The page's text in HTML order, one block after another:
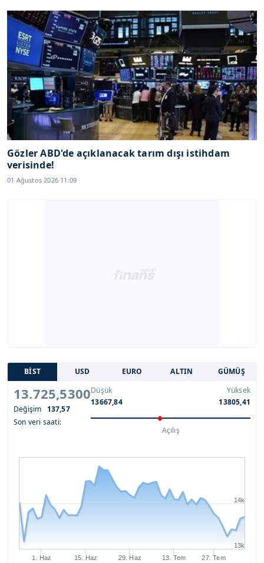
Gözler ABD'de açıklanacak tarım dışı istihdam
verisinde!
01 Ağustos 2026 11:09
BİST USD EURO ALTIN GÜMÜŞ
13.725,5300
Değişim 137,57
Son veri saati:
Düşük
13667,84
Yüksek
13805,41
Açılış
1. Haz 15. Haz 29. Haz 13. Tem 27. Tem
13k
14k